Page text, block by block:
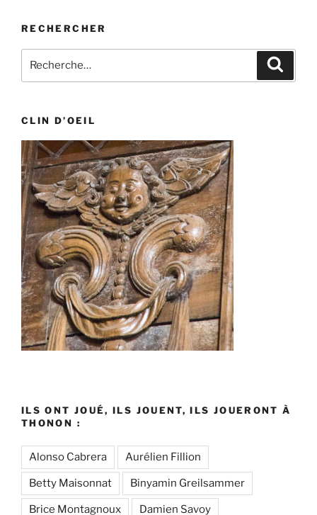
RECHERCHER
pour
CLIN D’OEIL
ILS ONT JOUÉ, ILS JOUENT, ILS JOUERONT À
THONON :
Alonso Cabrera Aurélien Fillion
Betty Maisonnat Binyamin Greilsammer
Brice Montagnoux Damien Savoy